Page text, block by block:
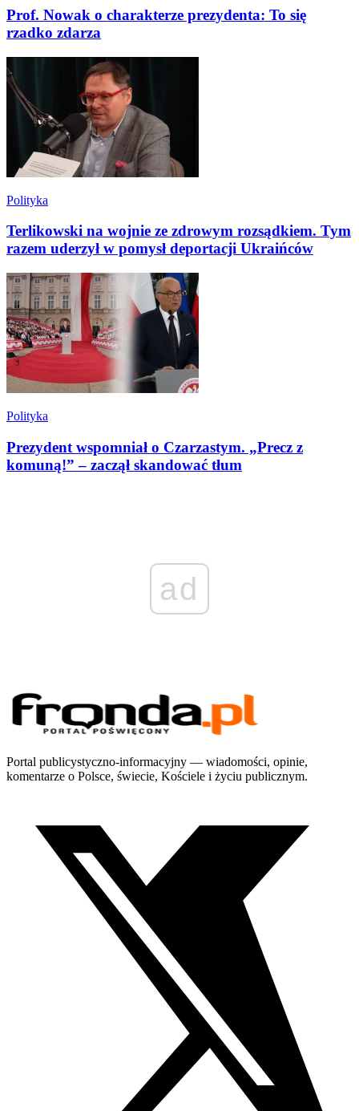
Prof. Nowak o charakterze prezydenta: To się
rzadko zdarza
Polityka
Terlikowski na wojnie ze zdrowym rozsądkiem. Tym
razem uderzył w pomysł deportacji Ukraińców
Polityka
Prezydent wspomniał o Czarzastym. „Precz z
komuną!” – zaczął skandować tłum
ad
Portal publicystyczno-informacyjny — wiadomości, opinie,
komentarze o Polsce, świecie, Kościele i życiu publicznym.